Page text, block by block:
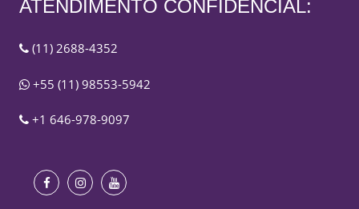
ATENDIMENTO CONFIDENCIAL:
(11) 2688-4352
+55 (11) 98553-5942
+1 646-978-9097